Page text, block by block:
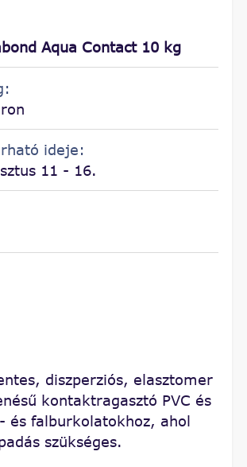
Aqua Contact 10 kg
ideje:
11 - 16.
diszperziós, elasztomer
kontaktragasztó PVC és
és falburkolatokhoz, ahol
szükséges.